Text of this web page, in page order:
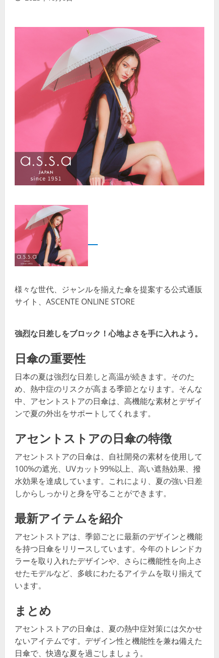
様々な世代、ジャンルを揃えた傘を提案する公式通販
サイト、ASCENTE ONLINE STORE
強烈な日差しをブロック！心地よさを手に入れよう。
日傘の重要性
日本の夏は強烈な日差しと高温が続きます。そのた
め、熱中症のリスクが高まる季節となります。そんな
中、アセントストアの日傘は、高機能な素材とデザイ
ンで夏の外出をサポートしてくれます。
アセントストアの日傘の特徴
アセントストアの日傘は、自社開発の素材を使用して
100%の遮光、UVカット99%以上、高い遮熱効果、撥
水効果を達成しています。これにより、夏の強い日差
しからしっかりと身を守ることができます。
最新アイテムを紹介
アセントストアは、季節ごとに最新のデザインと機能
を持つ日傘をリリースしています。今年のトレンドカ
ラーを取り入れたデザインや、さらに機能性を向上さ
せたモデルなど、多岐にわたるアイテムを取り揃えて
います。
まとめ
アセントストアの日傘は、夏の熱中症対策には欠かせ
ないアイテムです。デザイン性と機能性を兼ね備えた
日傘で、快適な夏を過ごしましょう。